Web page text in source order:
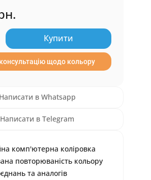
Купити
щодо кольору
Написати в Whatsapp
Написати в Telegram
комп'ютерна коліровка
повторюваність кольору
та аналогів